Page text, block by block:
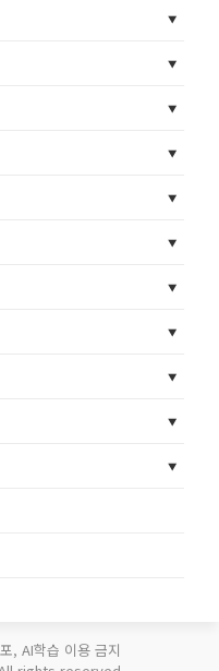
, AI학습 이용 금지